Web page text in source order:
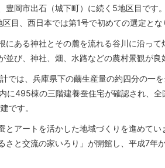
豊岡市出石（城下町）に続く5地区目です
目、西日本では第1号で初めての選定とな
にある神社とその麓を流れる谷川に沿っ
並び、神社、畑、水路などの農村景観が良
では、兵庫県下の繭生産量の約四分の一
に495棟の三階建養蚕住宅が確認され、
です。
とアートを活かした地域づくりを進めて
さと交流の家いろり」が開館し、平成7年